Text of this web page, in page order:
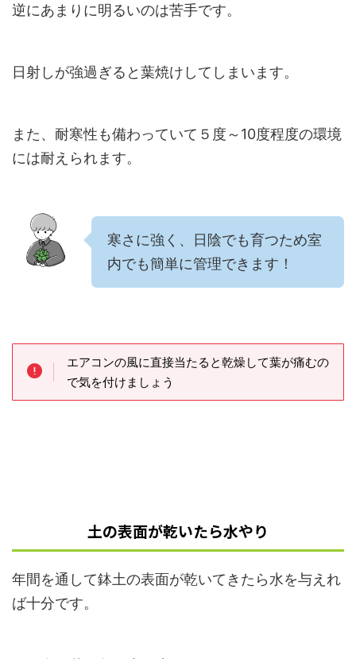
逆にあまりに明るいのは苦手です。
日射しが強過ぎると葉焼けしてしまいます。
また、耐寒性も備わっていて５度～10度程度の環境
には耐えられます。
寒さに強く、日陰でも育つため室
内でも簡単に管理できます！
エアコンの風に直接当たると乾燥して葉が痛むの
で気を付けましょう
土の表面が乾いたら水やり
年間を通して鉢土の表面が乾いてきたら水を与えれ
ば十分です。